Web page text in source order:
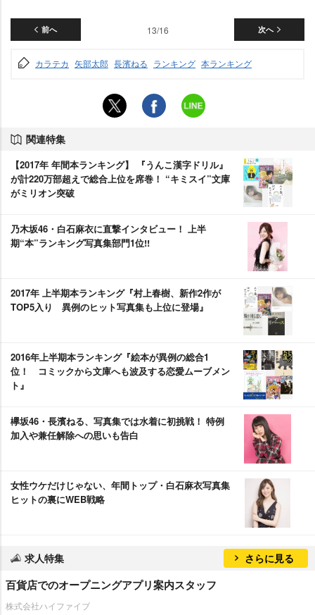
前へ 次へ
13/16
カラテカ 矢部太郎 長濱ねる ランキング 本ランキング
関連特集
【2017年 年間本ランキング】 『うんこ漢字ドリル』
が計220万部超えで総合上位を席巻！ “キミスイ”文庫
がミリオン突破
乃木坂46・白石麻衣に直撃インタビュー！ 上半
期“本”ランキング写真集部門1位!!
2017年 上半期本ランキング『村上春樹、新作2作が
TOP5入り 異例のヒット写真集も上位に登場』
2016年上半期本ランキング『絵本が異例の総合1
位！ コミックから文庫へも波及する恋愛ムーブメン
ト』
欅坂46・長濱ねる、写真集では水着に初挑戦！ 特例
加入や兼任解除への思いも告白
女性ウケだけじゃない、年間トップ・白石麻衣写真集
ヒットの裏にWEB戦略
求人特集 さらに見る
百貨店でのオープニングアプリ案内スタッフ
株式会社ハイファイブ